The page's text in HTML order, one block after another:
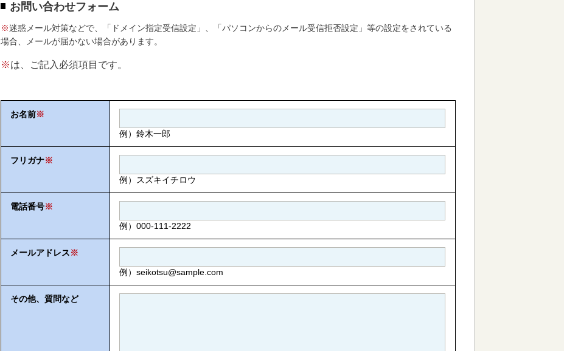
お問い合わせフォーム
※迷惑メール対策などで、「ドメイン指定受信設定」、「パソコンからのメール受信拒否設定」等の設定をされている
場合、メールが届かない場合があります。
※は、ご記入必須項目です。
お名前※
例）鈴木一郎
フリガナ※
例）スズキイチロウ
電話番号※
例）000-111-2222
メールアドレス※
例）seikotsu@sample.com
その他、質問など